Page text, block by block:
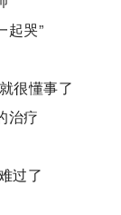
起哭”
很懂事了
治疗
过了